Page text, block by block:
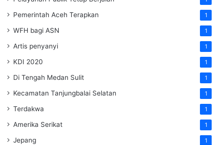
Pemerintah Aceh Terapkan 1
WFH bagi ASN 1
Artis penyanyi 1
KDI 2020 1
Di Tengah Medan Sulit 1
Kecamatan Tanjungbalai Selatan 1
Terdakwa 1
Amerika Serikat 1
Jepang 1